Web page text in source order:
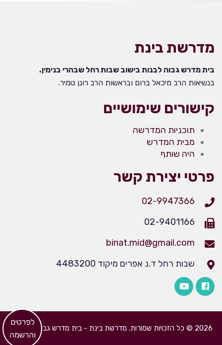
מדרשת בינת
בית מדרש גבוה לבנות בישוב שבות רחל שבהרי בנימין.
בנשיאות הרב מיכאל ברום ובראשות הרב רונן טמיר.
קישורים שימושיים
תוכניות המדרשה
מבית המדרש
היה שותף
פרטי יצירת קשר
02-9947366
02-9401166
binat.mid@gmail.com
שבות רחל ד.נ אפרים מיקוד 4483200
2026 © כל הזכויות שמורות. מדרשת בינת - בית מדרש גבוה לבנות
​לפרטים
והרשמה